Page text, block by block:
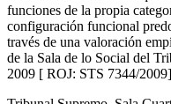
funciones de la propia
configuración funcional
través de una valoración
de la Sala de lo Social del
2009 [ ROJ: STS 7344/